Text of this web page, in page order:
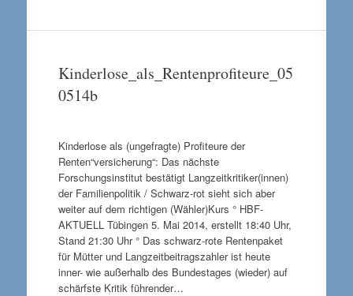
Kinderlose_als_Rentenprofiteure_05
0514b
Kinderlose als (ungefragte) Profiteure der
Renten“versicherung“: Das nächste
Forschungsinstitut bestätigt Langzeitkritiker(innen)
der Familienpolitik / Schwarz-rot sieht sich aber
weiter auf dem richtigen (Wähler)Kurs ° HBF-
AKTUELL Tübingen 5. Mai 2014, erstellt 18:40 Uhr,
Stand 21:30 Uhr ° Das schwarz-rote Rentenpaket
für Mütter und Langzeitbeitragszahler ist heute
inner- wie außerhalb des Bundestages (wieder) auf
schärfste Kritik führender…